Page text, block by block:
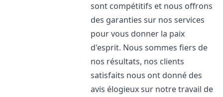
sont compétitifs et nous offrons
des garanties sur nos services
pour vous donner la paix
d'esprit. Nous sommes fiers de
nos résultats, nos clients
satisfaits nous ont donné des
avis élogieux sur notre travail de